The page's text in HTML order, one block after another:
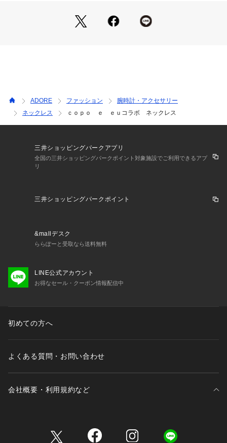
ADORE ファッション
腕時計・アクセサリー
ネックレス
ｃｏｐｏ ｅ ｅｕコラボ ネックレス
三井ショッピングパークアプリ
全国の三井ショッピングパークポイント対象施設でご利用できるアプ
リ
三井ショッピングパークポイント
&mallデスク
ららぽーと受取なら送料無料
LINE公式アカウント
お得なセール・クーポン情報配信中
初めての方へ
よくある質問・お問い合わせ
会社概要・利用規約など